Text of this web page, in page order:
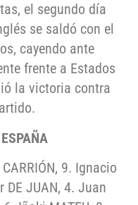
el segundo día
se saldó con el
cayendo ante
frente a Estados
la victoria contra
9. Ignacio
DE JUAN, 4. Juan